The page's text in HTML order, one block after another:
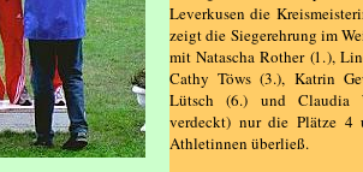
Leverkusen die
zeigt die Siegerehrung im
mit Natascha Rother (1.),
Cathy Töws (3.), Katrin
Lütsch (6.) und
verdeckt) nur die Plätze 4
Athletinnen überließ.